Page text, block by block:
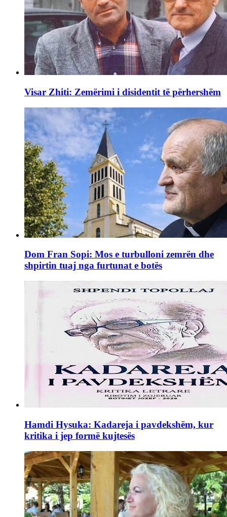
Visar Zhiti: Zemërimi i disidentit të përhershëm
Dom Fran Sopi: Mos e turbulloni zemrën dhe
shpirtin tuaj nga furtunat e botës
Hamdi Hysuka: Kadareja i pavdekshëm, kur
kritika i jep formë kujtesës